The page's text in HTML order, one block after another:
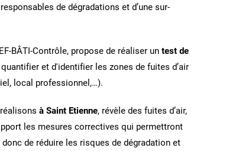
de dégradations et d’une sur-
BÂTI-Contrôle, propose de réaliser untest de
et d'identifier les zones de fuites d’air
local professionnel,…).
à Saint Etienne, révèle des fuites d’air,
les mesures correctives qui permettront
de réduire les risques de dégradation et